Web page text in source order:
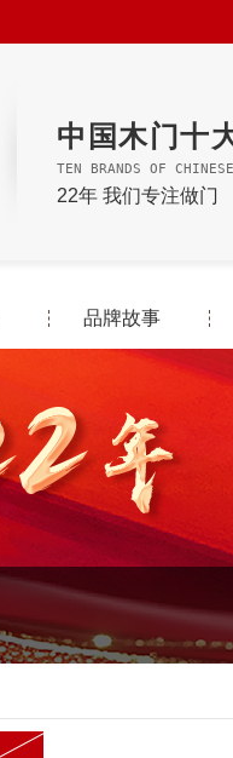
中国木门十
TEN BRANDS OF CHINESE
22年 我们专注做门
品牌故事